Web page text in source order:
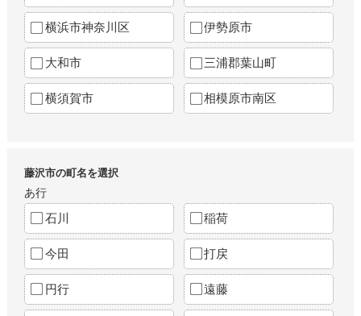
横浜市神奈川区 伊勢原市
大和市 三浦郡葉山町
横須賀市 相模原市南区
藤沢市の町名を選択
あ行
石川 稲荷
今田 打戻
円行 遠藤